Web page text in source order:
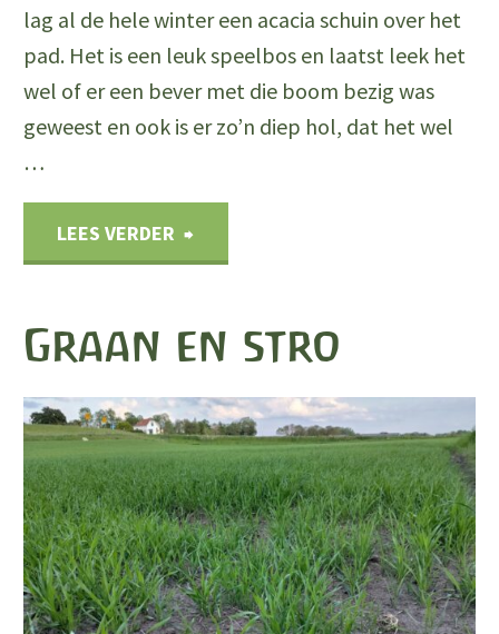
lag al de hele winter een acacia schuin over het
pad. Het is een leuk speelbos en laatst leek het
wel of er een bever met die boom bezig was
geweest en ook is er zo’n diep hol, dat het wel
…
LEES VERDER "De
houtoogst
–
wat
maken
we
Graan en stro